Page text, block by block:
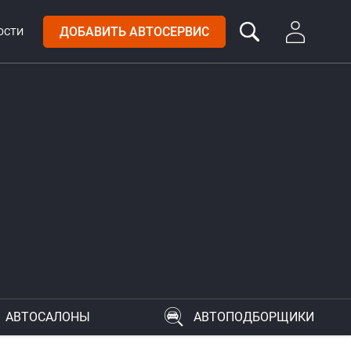
ДОБАВИТЬ АВТОСЕРВИС
АВТОСАЛОНЫ АВТОПОДБОРЩИКИ